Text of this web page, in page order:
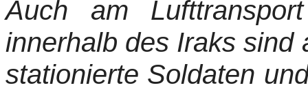
Auch am
innerhalb des Iraks sind
stationierte Soldaten